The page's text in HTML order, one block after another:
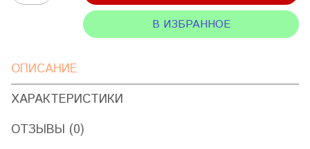
В ИЗБРАННОЕ
ОПИСАНИЕ
ХАРАКТЕРИСТИКИ
ОТЗЫВЫ (0)